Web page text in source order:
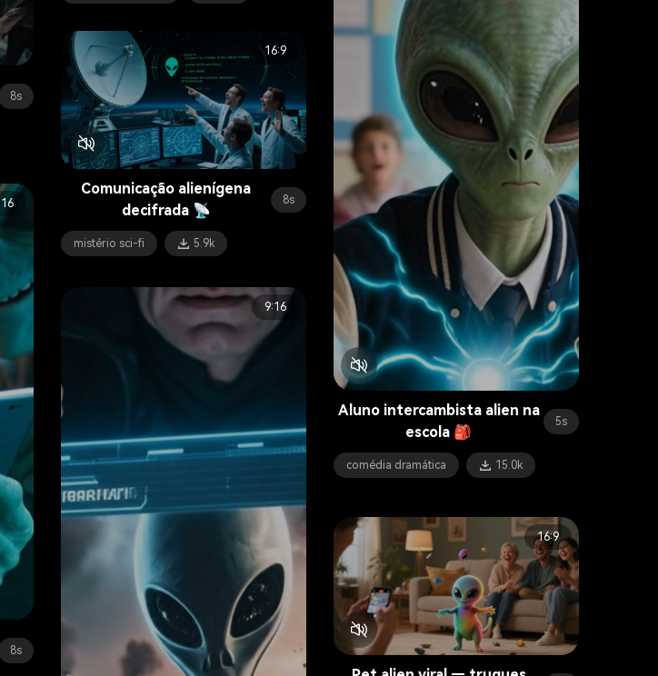
8s
Aluno intercambista alien na
escola 🎒
5s
comédia dramática 15.0k
16:9
Comunicação alienígena
decifrada 📡
8s
mistério sci-fi 5.9k
8s
9:16
16:9